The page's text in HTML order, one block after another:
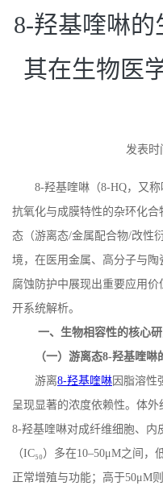
8-羟基喹啉
其在生物医
发表时
8-羟基喹啉（8-HQ，又
抗氧化与成膜特性的杂环化
态（游离态/金属配合物/改性
境，在医用金属、高分子与
腐蚀防护中展现出重要应用
开系统解析。
一、生物相容性的核心
（一）游离态8-羟基喹啉
游离8-羟基喹啉 因脂溶性
呈现显著的浓度依赖性。体
8-羟基喹啉对成纤维细胞、内
（IC₅₀）多在10–50μM之间，
正常增殖与功能；高于50μM